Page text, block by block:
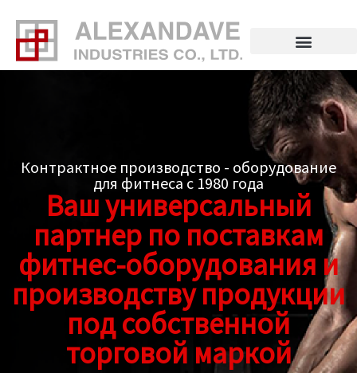
содержимому
Контрактное производство - оборудование
для фитнеса с 1980 года
Ваш универсальный
партнер по поставкам
фитнес-оборудования и
производству продукции
под собственной
торговой маркой